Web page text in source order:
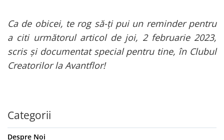
Ca de obicei, te rog să-ți pui un reminder pentru
a citi următorul articol de joi, 2 februarie 2023,
scris și documentat special pentru tine, în Clubul
Creatorilor la Avantflor!
Categorii
Despre Noi